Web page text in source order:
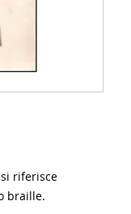
riferisce
braille.